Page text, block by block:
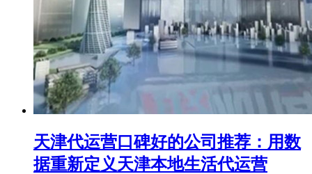
天津代运营口碑好的公司推荐：用数
据重新定义天津本地生活代运营